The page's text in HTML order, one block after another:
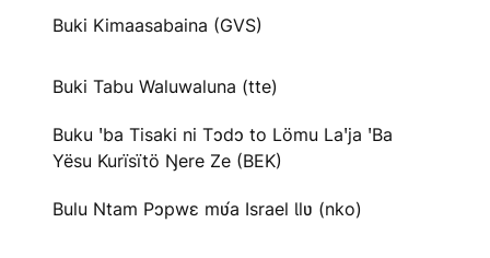
Buki Kimaasabaina (GVS)
Buki Tabu Waluwaluna (tte)
Buku ꞌba Tisaki ni Tɔdɔ to Lömu Laꞌja ꞌBa
Yësu Kurïsïtö Ŋere Ze (BEK)
Bulu Ntam Pɔpwɛ mʋ́a Israel Ɩlʋ (nko)